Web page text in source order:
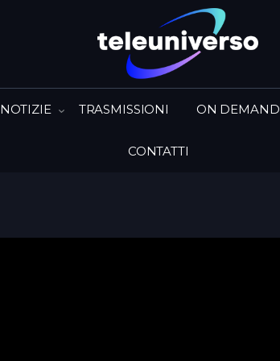
NOTIZIE TRASMISSIONI ON DEMAND
CONTATTI